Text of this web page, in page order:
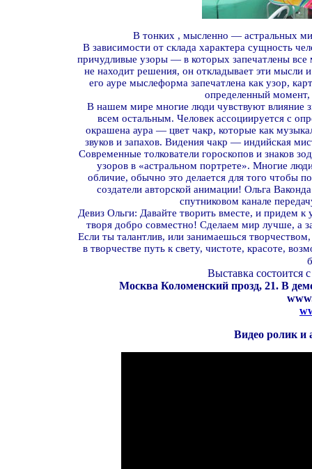
В тонких , мысленно — астральных
В зависимости от склада характера сущность
причудливые узоры — в которых запечатлены
не находит решения, он откладывает эти мысли
его ауре мыслеформа запечатлена как узор,
определенный момент,
В нашем мире многие люди чувствуют влияние
всем остальным. Человек ассоциируется с
окрашена аура — цвет чакр, которые как
звуков и запахов. Видения чакр — индийская
Современные толкователи гороскопов и знаков
узоров в «астральном портрете». Многие
обличие, обычно это делается для того чтобы
создатели авторской анимации! Ольга
спутниковом канале
Девиз Ольги: Давайте творить вместе, и придем
творя добро совместно! Сделаем мир лучше, а
Если ты талантлив, или занимаешься
в творчестве путь к свету, чистоте, красоте,
Выставка состоится
Москва Коломенский прозд, 21. В
Видео ролик и